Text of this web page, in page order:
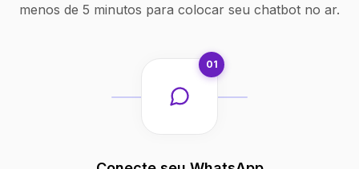
menos de 5 minutos para colocar seu chatbot no ar.
01